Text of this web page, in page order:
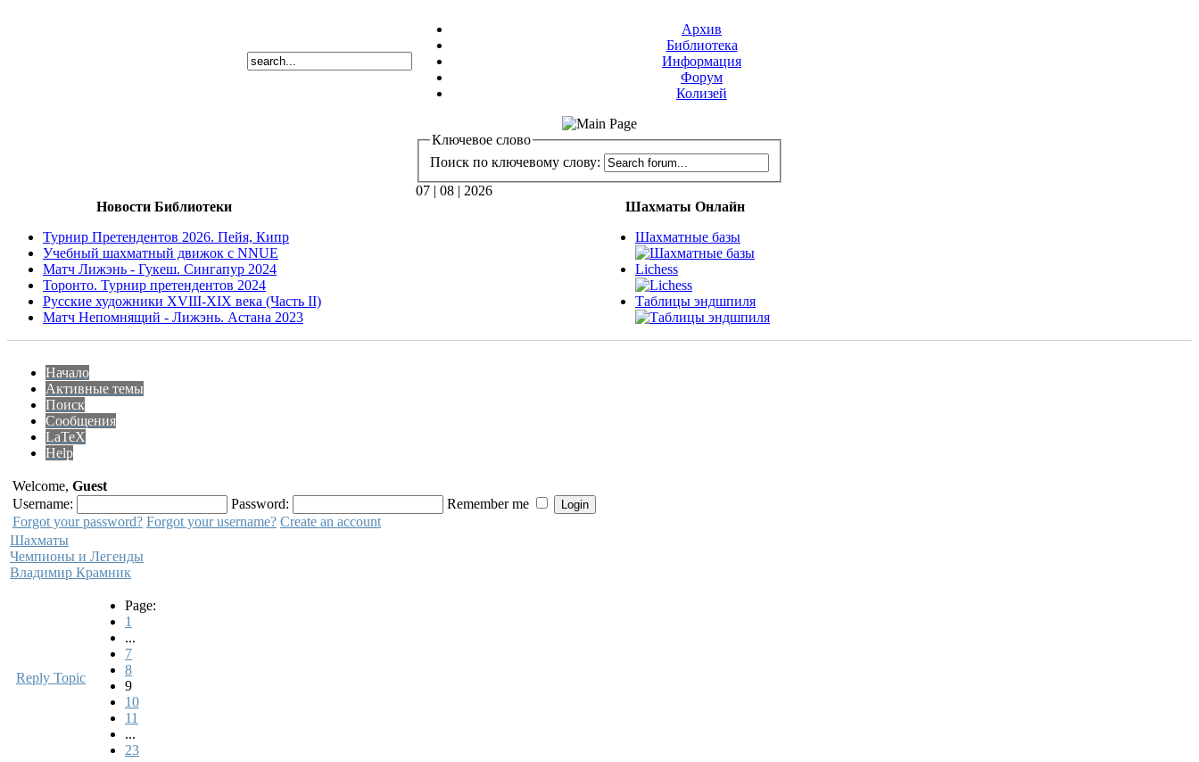
Архив
Библиотека
Информация
Форум
Колизей
Ключевое слово
Поиск по ключевому слову:
07 | 08 | 2026
Новости Библиотеки
Турнир Претендентов 2026. Пейя, Кипр
Учебный шахматный движок с NNUE
Матч Лижэнь - Гукеш. Сингапур 2024
Торонто. Турнир претендентов 2024
Русские художники XVIII-XIX века (Часть II)
Матч Непомнящий - Лижэнь. Астана 2023
Шахматы Онлайн
Шахматные базы
Lichess
Таблицы эндшпиля
Начало
Активные темы
Поиск
Сообщения
LaTeX
Help
Welcome, Guest
Username:
Password:
Remember me
Forgot your password? Forgot your username? Create an account
Шахматы
Чемпионы и Легенды
Владимир Крамник
Reply Topic
Page:
1
...
7
8
9
10
11
...
23